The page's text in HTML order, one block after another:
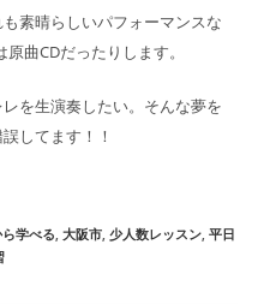
素晴らしいパフォーマンスな
曲CDだったりします。
を生演奏したい。そんな夢を
してます！！
学べる 大阪市 少人数レッスン 平日